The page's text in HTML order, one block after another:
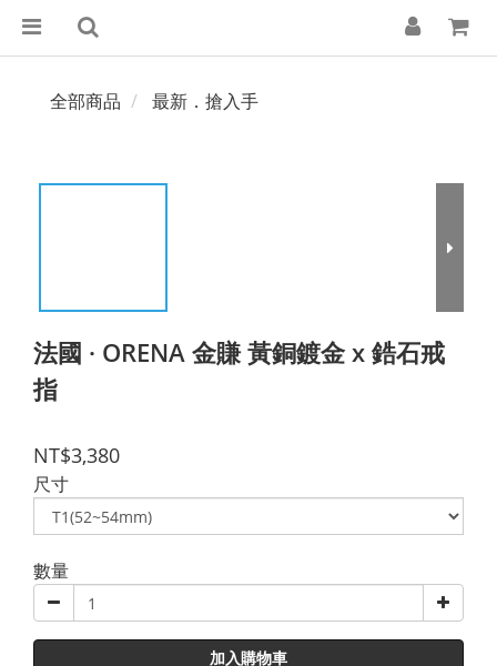
全部商品 最新．搶入手
法國 · ORENA 金賺 黃銅鍍金 x 鋯石戒
指
NT$3,380
尺寸
數量
加入購物車